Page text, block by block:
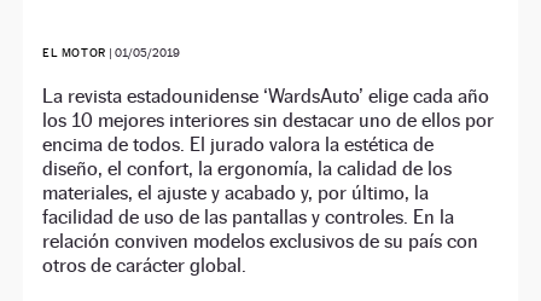
EL MOTOR |01/05/2019
La revista estadounidense ‘WardsAuto’ elige cada año
los 10 mejores interiores sin destacar uno de ellos por
encima de todos. El jurado valora la estética de
diseño, el confort, la ergonomía, la calidad de los
materiales, el ajuste y acabado y, por último, la
facilidad de uso de las pantallas y controles. En la
relación conviven modelos exclusivos de su país con
otros de carácter global.